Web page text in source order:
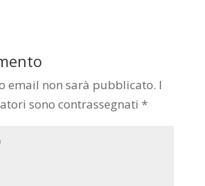
email non sarà pubblicato. I
sono contrassegnati *